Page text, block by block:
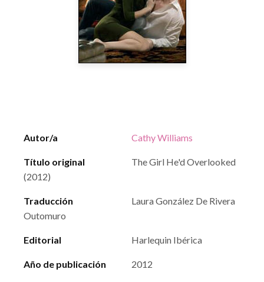
Autor/a Cathy Williams
Título original
The Girl He'd Overlooked
(2012)
Traducción
Laura González De Rivera
Outomuro
Editorial Harlequin Ibérica
Año de publicación 2012